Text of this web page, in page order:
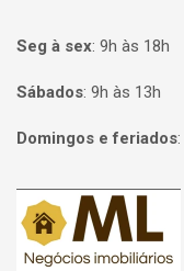
Seg à sex: 9h às 18h
Sábados: 9h às 13h
Domingos e feriados:
Página inicial